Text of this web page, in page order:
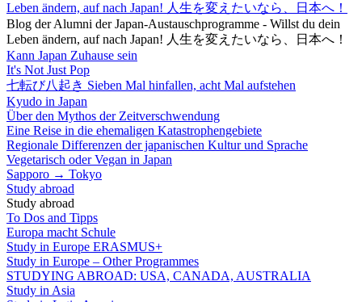
Leben ändern, auf nach Japan! 人生を変えたいなら、日本へ！
Blog der Alumni der Japan-Austauschprogramme - Willst du dein
Leben ändern, auf nach Japan! 人生を変えたいなら、日本へ！
Kann Japan Zuhause sein
It's Not Just Pop
七転び八起き Sieben Mal hinfallen, acht Mal aufstehen
Kyudo in Japan
Über den Mythos der Zeitverschwendung
Eine Reise in die ehemaligen Katastrophengebiete
Regionale Differenzen der japanischen Kultur und Sprache
Vegetarisch oder Vegan in Japan
Sapporo → Tokyo
Study abroad
Study abroad
To Dos and Tipps
Europa macht Schule
Study in Europe ERASMUS+
Study in Europe – Other Programmes
STUDYING ABROAD: USA, CANADA, AUSTRALIA
Study in Asia